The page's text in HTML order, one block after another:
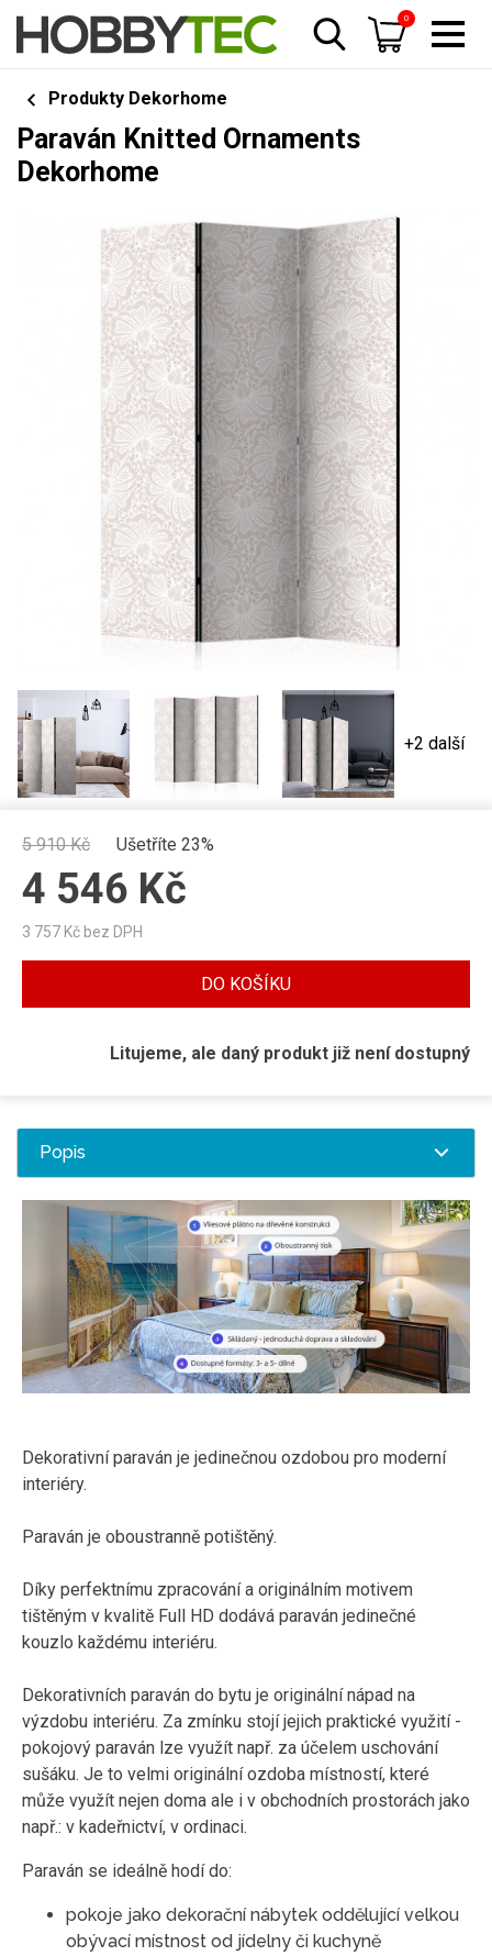
0
Produkty Dekorhome
Paraván Knitted Ornaments
Dekorhome
+2 další
5 910Kč Ušetříte 23%
4 546 Kč
3 757 Kč bez DPH
DO KOŠÍKU
Litujeme, ale daný produkt již není dostupný
Popis
Dekorativní paraván je jedinečnou ozdobou pro moderní
interiéry.
Paraván je oboustranně potištěný.
Díky perfektnímu zpracování a originálním motivem
tištěným v kvalitě Full HD dodává paraván jedinečné
kouzlo každému interiéru.
Dekorativních paraván do bytu je originální nápad na
výzdobu interiéru. Za zmínku stojí jejich praktické využití -
pokojový paraván lze využít např. za účelem uschování
sušáku. Je to velmi originální ozdoba místností, které
může využít nejen doma ale i v obchodních prostorách jako
např.: v kadeřnictví, v ordinaci.
Paraván se ideálně hodí do:
pokoje jako dekorační nábytek oddělující velkou
obývací místnost od jídelny či kuchyně